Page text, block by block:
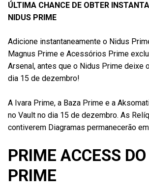
ÚLTIMA CHANCE DE OBTER
NIDUS PRIME
Adicione instantaneamente o Nidus
Magnus Prime e Acessórios Prime
Arsenal, antes que o Nidus Prime deixe
dia 15 de dezembro!
A Ivara Prime, a Baza Prime e a
no Vault no dia 15 de dezembro. As
contiverem Diagramas permanecerão
PRIME ACCESS
PRIME